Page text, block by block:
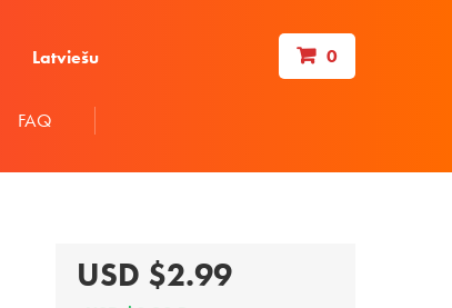
Latviešu 0
FAQ
USD $2.99